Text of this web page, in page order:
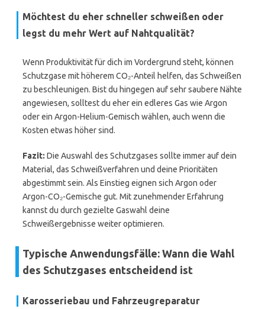
Möchtest du eher schneller schweißen oder
legst du mehr Wert auf Nahtqualität?
Wenn Produktivität für dich im Vordergrund steht, können
Schutzgase mit höherem CO₂-Anteil helfen, das Schweißen
zu beschleunigen. Bist du hingegen auf sehr saubere Nähte
angewiesen, solltest du eher ein edleres Gas wie Argon
oder ein Argon-Helium-Gemisch wählen, auch wenn die
Kosten etwas höher sind.
Fazit: Die Auswahl des Schutzgases sollte immer auf dein
Material, das Schweißverfahren und deine Prioritäten
abgestimmt sein. Als Einstieg eignen sich Argon oder
Argon-CO₂-Gemische gut. Mit zunehmender Erfahrung
kannst du durch gezielte Gaswahl deine
Schweißergebnisse weiter optimieren.
Typische Anwendungsfälle: Wann die Wahl
des Schutzgases entscheidend ist
Karosseriebau und Fahrzeugreparatur